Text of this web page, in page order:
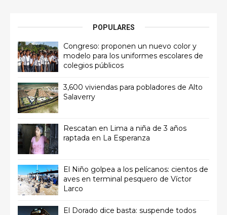
POPULARES
Congreso: proponen un nuevo color y
modelo para los uniformes escolares de
colegios públicos
3,600 viviendas para pobladores de Alto
Salaverry
Rescatan en Lima a niña de 3 años
raptada en La Esperanza
El Niño golpea a los pelícanos: cientos de
aves en terminal pesquero de Víctor
Larco
El Dorado dice basta: suspende todos